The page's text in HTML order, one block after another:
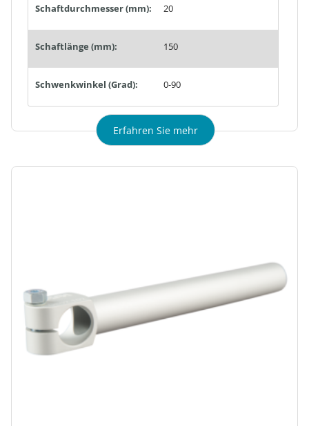
Schaftdurchmesser (mm): 20
Schaftlänge (mm): 150
Schwenkwinkel (Grad): 0-90
Erfahren Sie mehr